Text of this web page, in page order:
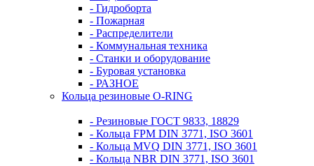
- Гидроборта
- Пожарная
- Распределители
- Коммунальная техника
- Станки и оборудование
- Буровая установка
- РАЗНОЕ
Кольца резиновые O-RING
- Резиновые ГОСТ 9833, 18829
- Кольца FPM DIN 3771, ISO 3601
- Кольца MVQ DIN 3771, ISO 3601
- Кольца NBR DIN 3771, ISO 3601